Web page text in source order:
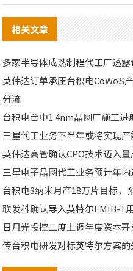
相关文章
多家半导体成熟制程代工厂透
英伟达订单承压台积电CoWoS
分流
台积电台中1.4nm晶圆厂施工进
三星代工业务下半年或将实现
英伟达高管确认CPO技术迈入
三星电子晶圆代工业务预计年
台积电3纳米月产18万片目标，
联发科确认导入英特尔EMIB-T
日月光投控二度上调年度资本
传台积电研发对标英特尔方案